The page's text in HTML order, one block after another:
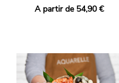
A partir de 54,90 €